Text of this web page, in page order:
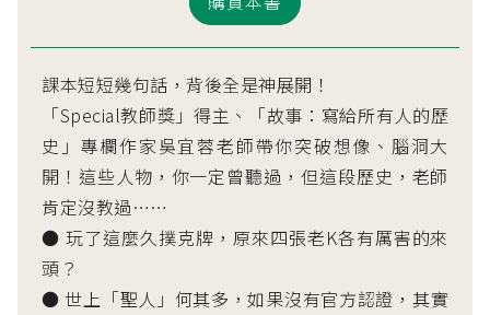
課本短短幾句話，背後全是神展開！
「Special教師獎」得主、「故事：寫給所有人的歷
史」專欄作家吳宜蓉老師帶你突破想像、腦洞大
開！這些人物，你一定曾聽過，但這段歷史，老師
肯定沒教過……
● 玩了這麼久撲克牌，原來四張老K各有厲害的來
頭？
● 世上「聖人」何其多，如果沒有官方認證，其實